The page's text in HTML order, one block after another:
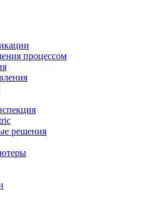
процессом
решения